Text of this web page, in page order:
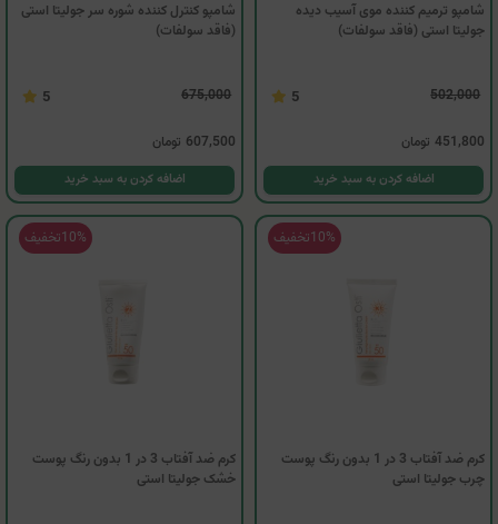
شامپو ترمیم کننده موی آسیب دیده
جولیتا استی (فاقد سولفات)
502,000
5
451,800 تومان
اضافه کردن به سبد خرید
شامپو کنترل کننده شوره سر جولیتا استی
(فاقد سولفات)
675,000
5
607,500 تومان
اضافه کردن به سبد خرید
10%تخفیف
کرم ضد آفتاب 3 در 1 بدون رنگ پوست
چرب جولیتا استی
10%تخفیف
کرم ضد آفتاب 3 در 1 بدون رنگ پوست
خشک جولیتا استی